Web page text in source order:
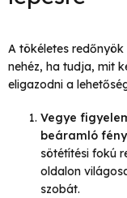
A tökéletes
nehéz, ha tudja, mit
eligazodni a
Vegye
beáramló
sötétítési fokú
oldalon
szobát.